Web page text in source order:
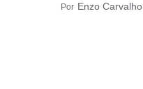
Por Enzo Carvalho